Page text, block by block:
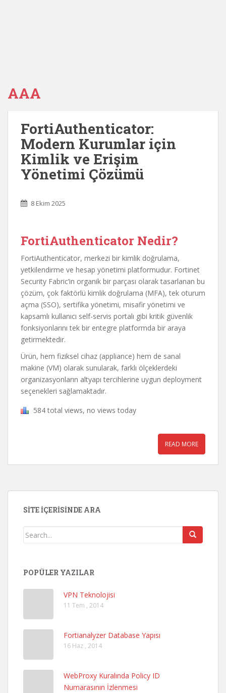
AAA
FortiAuthenticator:
Modern Kurumlar için
Kimlik ve Erişim
Yönetimi Çözümü
8 Ekim 2025
FortiAuthenticator Nedir?
FortiAuthenticator, merkezi bir kimlik doğrulama,
yetkilendirme ve hesap yönetimi platformudur. Fortinet
Security Fabric’in organik bir parçası olarak tasarlanan bu
çözüm, çok faktörlü kimlik doğrulama (MFA), tek oturum
açma (SSO), sertifika yönetimi, misafir yönetimi ve
kapsamlı kullanıcı self-servis portalı gibi kritik güvenlik
fonksiyonlarını tek bir entegre platformda bir araya
getirmektedir.
Ürün, hem fiziksel cihaz (appliance) hem de sanal
makine (VM) olarak sunularak, farklı ölçeklerdeki
organizasyonların altyapı tercihlerine uygun deployment
seçenekleri sağlamaktadır.
584 total views, no views today
READ MORE
SITE İÇERISINDE ARA
POPÜLER YAZILAR
VPN Teknolojisi
11 Tem , 2014
Fortianalyzer Database Yapısı
16 Haz , 2014
WebProxy Kuralında Policy ID
Numarasının İzlenmesi